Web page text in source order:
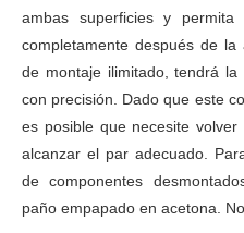
ambas superficies y
completamente después de
de montaje ilimitado, tendrá
con precisión. Dado que este
es posible que necesite
alcanzar el par adecuado.
de componentes
paño empapado en acetona.